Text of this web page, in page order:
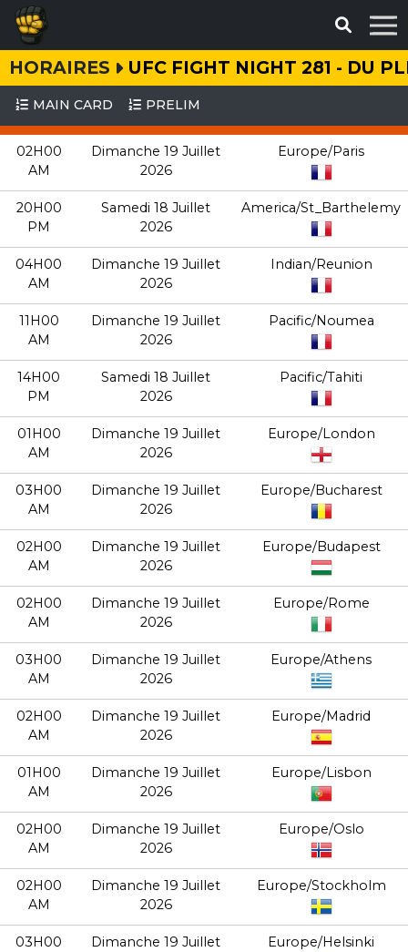
HORAIRES UFC FIGHT NIGHT 281 - DU
MAIN CARD PRELIM
02H00
AM
Dimanche 19 Juillet
2026
Europe/Paris
20H00
PM
Samedi 18 Juillet
2026
America/St_Barthelemy
04H00
AM
Dimanche 19 Juillet
2026
Indian/Reunion
11H00
AM
Dimanche 19 Juillet
2026
Pacific/Noumea
14H00
PM
Samedi 18 Juillet
2026
Pacific/Tahiti
01H00
AM
Dimanche 19 Juillet
2026
Europe/London
03H00
AM
Dimanche 19 Juillet
2026
Europe/Bucharest
02H00
AM
Dimanche 19 Juillet
2026
Europe/Budapest
02H00
AM
Dimanche 19 Juillet
2026
Europe/Rome
03H00
AM
Dimanche 19 Juillet
2026
Europe/Athens
02H00
AM
Dimanche 19 Juillet
2026
Europe/Madrid
01H00
AM
Dimanche 19 Juillet
2026
Europe/Lisbon
02H00
AM
Dimanche 19 Juillet
2026
Europe/Oslo
02H00
AM
Dimanche 19 Juillet
2026
Europe/Stockholm
03H00
Dimanche 19 Juillet
Europe/Helsinki